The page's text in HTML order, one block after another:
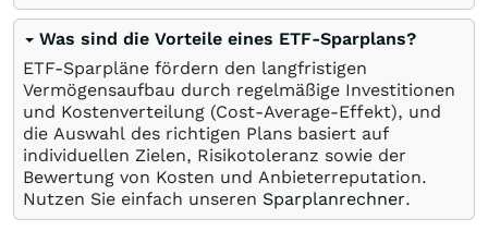
Was sind die Vorteile eines ETF-Sparplans?
ETF-Sparpläne fördern den langfristigen
Vermögensaufbau durch regelmäßige Investitionen
und Kostenverteilung (Cost-Average-Effekt), und
die Auswahl des richtigen Plans basiert auf
individuellen Zielen, Risikotoleranz sowie der
Bewertung von Kosten und Anbieterreputation.
Nutzen Sie einfach unseren Sparplanrechner.